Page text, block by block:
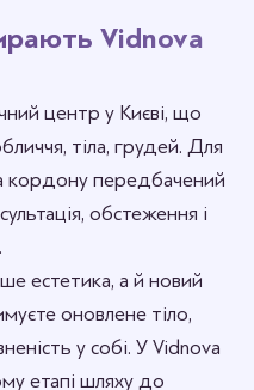
Vidnova
центр у Києві, що
тіла, грудей. Для
кордону передбачений
обстеження і
естетика, а й новий
оновлене тіло,
у собі. У Vidnova
етапі шляху до